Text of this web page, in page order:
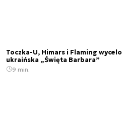
Toczka-U, Himars i Flaming
ukraińska „Święta Barbara”
9 min.